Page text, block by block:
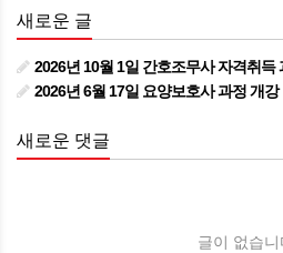
새로운 글
2026년 10월 1일 간호조무사 자격취득
2026년 6월 17일 요양보호사 과정 개강
새로운 댓글
글이 없습니